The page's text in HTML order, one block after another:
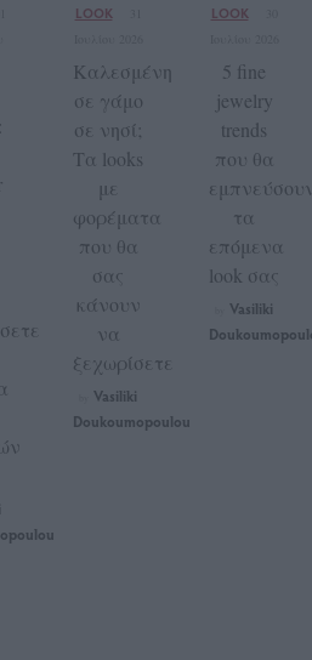
LOOK
Καλεσμένη
σε γάμο
σε νησί;
Τα looks
με
φορέματα
που θα
σας
κάνουν
να
ξεχωρίσετε
Vasiliki
Doukoumopoulou
LOOK
5 fine
jewelry
trends
που θα
τα
επόμενα
look σας
Vasiliki